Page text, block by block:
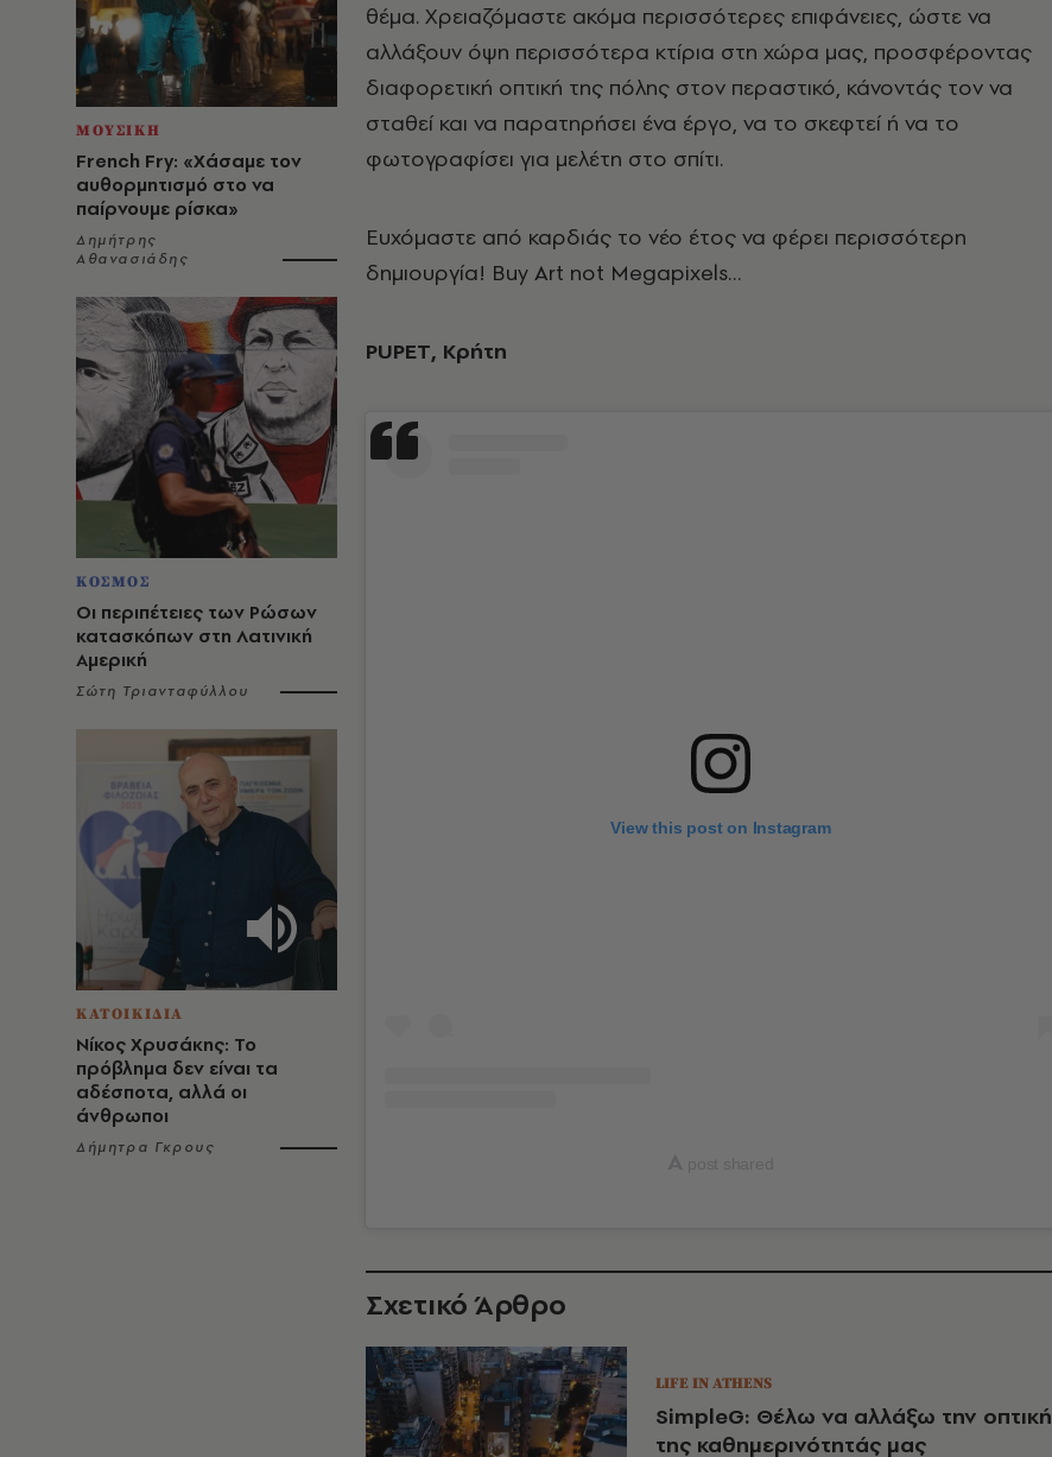
ΜΟΥΣΙΚΗ
French Fry: «Χάσαμε τον
αυθορμητισμό στο να
παίρνουμε ρίσκα»
Δημήτρης
Αθανασιάδης
ΚΟΣΜΟΣ
Οι περιπέτειες των Ρώσων
κατασκόπων στη Λατινική
Αμερική
Σώτη Τριανταφύλλου
ΚΑΤΟΙΚΙΔΙΑ
Νίκος Χρυσάκης: Το
πρόβλημα δεν είναι τα
αδέσποτα, αλλά οι
άνθρωποι
Δήμητρα Γκρους
θέμα. Χρειαζόμαστε ακόμα περισσότερες επιφάνειες, ώστε να
αλλάξουν όψη περισσότερα κτίρια στη χώρα μας, προσφέροντας
διαφορετική οπτική της πόλης στον περαστικό, κάνοντάς τον να
σταθεί και να παρατηρήσει ένα έργο, να το σκεφτεί ή να το
φωτογραφίσει για μελέτη στο σπίτι.
Ευχόμαστε από καρδιάς το νέο έτος να φέρει περισσότερη
δημιουργία! Buy Art not Megapixels…
PUPET, Κρήτη
View this post on Instagram
Σχετικό Άρθρο
LIFE IN ATHENS
SimpleG: Θέλω να αλλάξω την οπτική
της καθημερινότητάς μας